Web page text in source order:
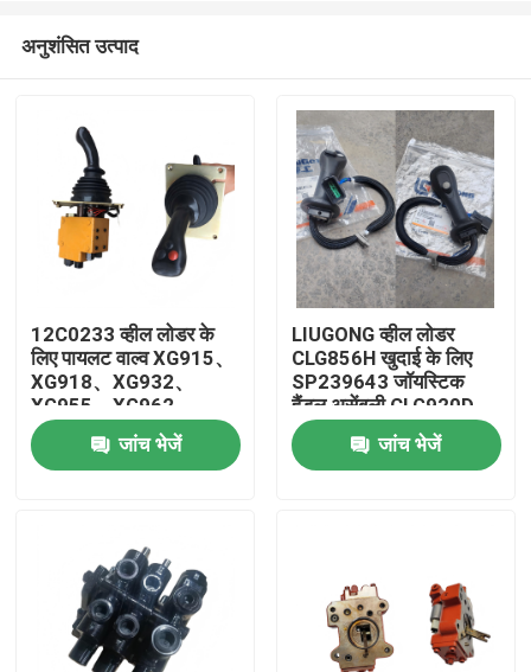
उत्पादों
वीडियो
अनुशंसित उत्पाद
12C0233 व्हील लोडर के
लिए पायलट वाल्व XG915、
XG918、XG932、
XG955、XG962、
XG982 स्पेयर पार्ट्स
जांच भेजें
LIUGONG व्हील लोडर
CLG856H खुदाई के लिए
SP239643 जॉयस्टिक
हैंडल असेंबली CLG920D,
CLG922D, CLG925D
CLG933E, CLG936D,
CLG939E
जांच भेजें